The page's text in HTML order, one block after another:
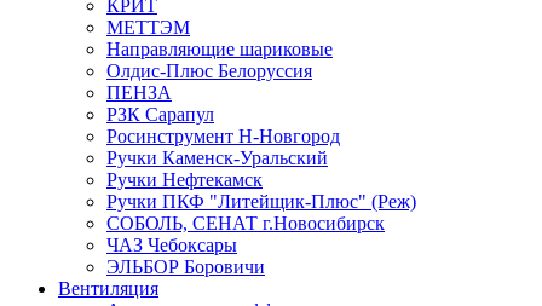
КРИТ
МЕТТЭМ
Направляющие шариковые
Олдис-Плюс Белоруссия
ПЕНЗА
РЗК Сарапул
Росинструмент Н-Новгород
Ручки Каменск-Уральский
Ручки Нефтекамск
Ручки ПКФ "Литейщик-Плюс" (Реж)
СОБОЛЬ, СЕНАТ г.Новосибирск
ЧАЗ Чебоксары
ЭЛЬБОР Боровичи
Вентиляция